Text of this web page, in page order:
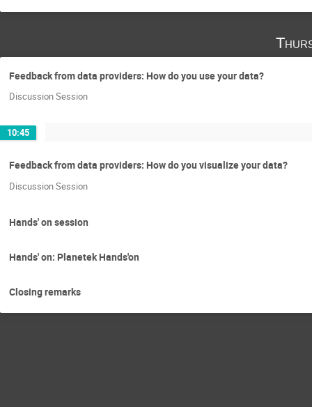
Feedback from data providers: How do you use your data?
Discussion Session
10:45
Feedback from data providers: How do you visualize your data?
Discussion Session
Hands' on session
Hands' on: Planetek Hands'on
Closing remarks